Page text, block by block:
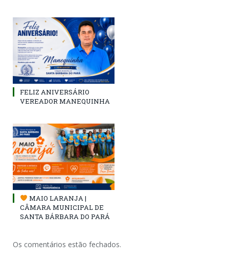
FELIZ ANIVERSÁRIO
VEREADOR MANEQUINHA
MAIO LARANJA |
CÂMARA MUNICIPAL DE
SANTA BÁRBARA DO PARÁ
Os comentários estão fechados.